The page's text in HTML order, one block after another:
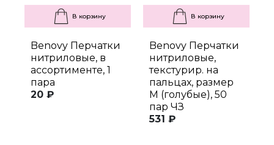
В корзину
Benovy Перчатки
нитриловые, в
ассортименте, 1
пара
20 ₽
В корзину
Benovy Перчатки
нитриловые,
текстурир. на
пальцах, размер
M (голубые), 50
пар ЧЗ
531 ₽